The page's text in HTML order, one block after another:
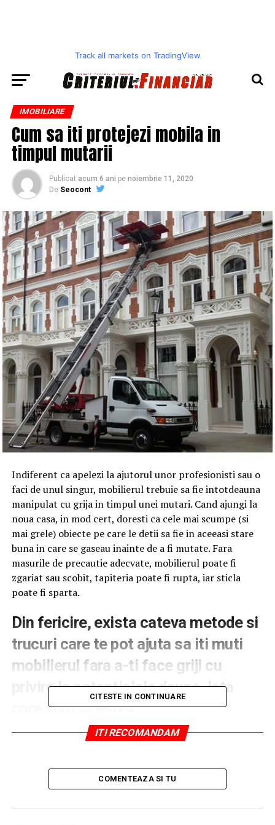
Track all markets on TradingView
IMOBILIARE
Cum sa iti protejezi mobila in
timpul mutarii
Publicat acum 6 ani pe noiembrie 11, 2020
De Seocont
Indiferent ca apelezi la ajutorul unor profesionisti sau o
faci de unul singur, mobilierul trebuie sa fie intotdeauna
manipulat cu grija in timpul unei mutari. Cand ajungi la
noua casa, in mod cert, doresti ca cele mai scumpe (si
mai grele) obiecte pe care le detii sa fie in aceeasi stare
buna in care se gaseau inainte de a fi mutate. Fara
masurile de precautie adecvate, mobilierul poate fi
zgariat sau scobit, tapiteria poate fi rupta, iar sticla
poate fi sparta.
​Din fericire, exista cateva metode si
trucuri care te pot ajuta sa iti muti
mobilierul fara a-ti face griji cu
privire la potentialele daune. Iata
care sunt acestea:
Achizitioneaza sau fa rost de materiale de ambalare.
impacheta si a-ti proteja bunurile in timpul mutarii sunt
niste cutii de carton si o banda adeziva. Sigur, aceste
CITESTE IN CONTINUARE
ITI RECOMANDAM
COMENTEAZA SI TU